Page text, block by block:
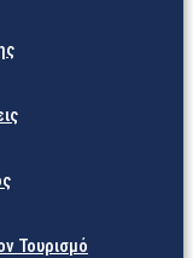
Τουρισμό